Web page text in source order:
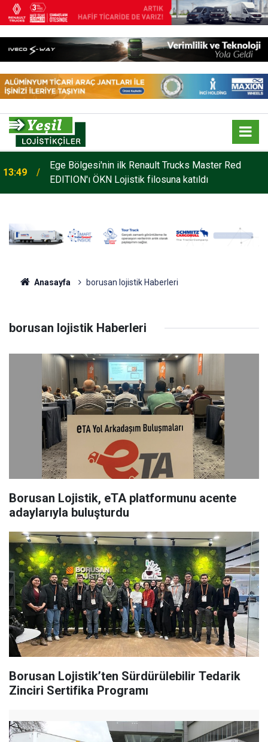
13:49
Ege Bölgesi'nin ilk Renault Trucks Master Red
EDITION'ı ÖKN Lojistik filosuna katıldı
14:35
Mars Logistics’in Yalova Gümrüğüne Bağlı
Antreposu İstanbul’da Hizmet Veriyor
Anasayfa borusan lojistik Haberleri
borusan lojistik Haberleri
Borusan Lojistik, eTA platformunu acente
adaylarıyla buluşturdu
Borusan Lojistik’ten Sürdürülebilir Tedarik
Zinciri Sertifika Programı